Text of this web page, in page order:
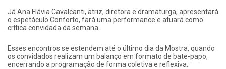
Já Ana Flávia Cavalcanti, atriz, diretora e dramaturga, apresentará
o espetáculo Conforto, fará uma performance e atuará como
crítica convidada da semana.
Esses encontros se estendem até o último dia da Mostra, quando
os convidados realizam um balanço em formato de bate-papo,
encerrando a programação de forma coletiva e reflexiva.